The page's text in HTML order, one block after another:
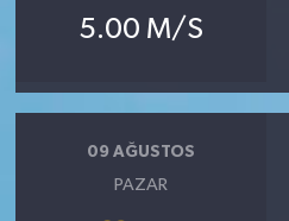
5.00 M/S
09 AĞUSTOS
PAZAR